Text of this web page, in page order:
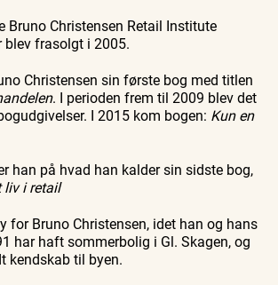
Bruno Christensen Retail Institute
blev frasolgt i 2005.
Christensen sin første bog med titlen
. I perioden frem til 2009 blev det
I 2015 kom bogen: Kun en
han på hvad han kalder sin sidste bog,
liv i retail
for Bruno Christensen, idet han og hans
har haft sommerbolig i Gl. Skagen, og
kendskab til byen.